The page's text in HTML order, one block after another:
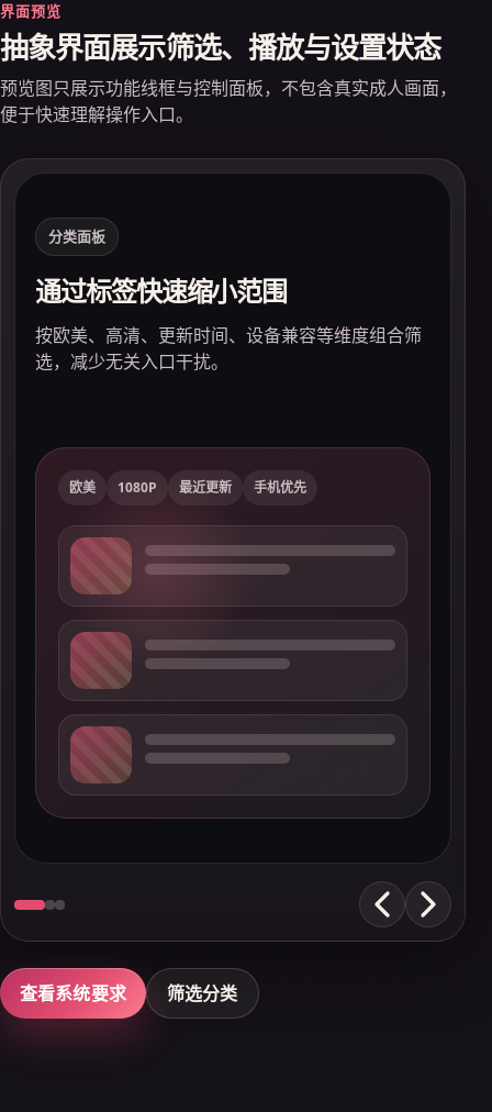
界面预览
抽象界面展示筛选、播放与设置状态
预览图只展示功能线框与控制面板，不包含真实成人画面，
便于快速理解操作入口。
分类面板
通过标签快速缩小范围
按欧美、高清、更新时间、设备兼容等维度组合筛
选，减少无关入口干扰。
欧美 1080P 最近更新 手机优先
查看系统要求 筛选分类